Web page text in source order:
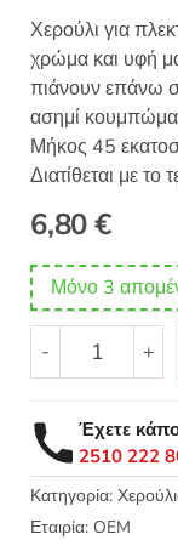
Χερούλι για
χρώμα και υφή
πιάνουν επάνω
ασημί
Μήκος 45
Διατίθεται με το
6,80€
Μόνο 3
-
Χερούλι
τσάντας
βεραμάν
μαρμάρου
με
45εκ
+
Έχετε
2510 222
Κατηγορία:
Εταιρία: OEM